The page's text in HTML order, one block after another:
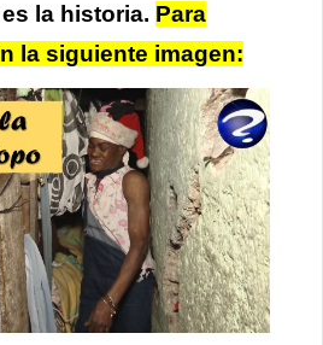
la historia. Para
la siguiente imagen: